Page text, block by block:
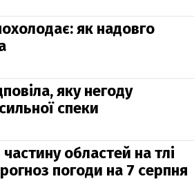
як надовго
яку негоду
спеки
областей на тлі
погоди на 7 серпня